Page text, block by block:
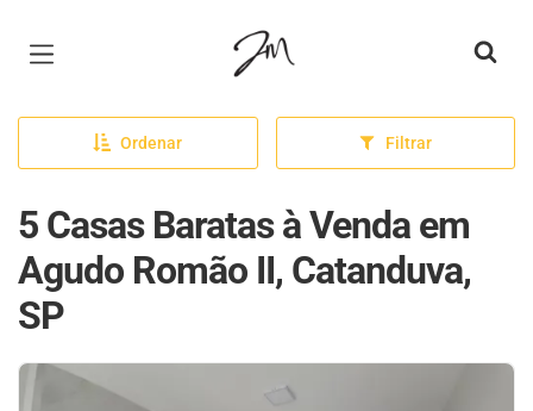
Página inicial
Ordenar Filtrar
5 Casas Baratas à Venda em
Agudo Romão II, Catanduva,
SP